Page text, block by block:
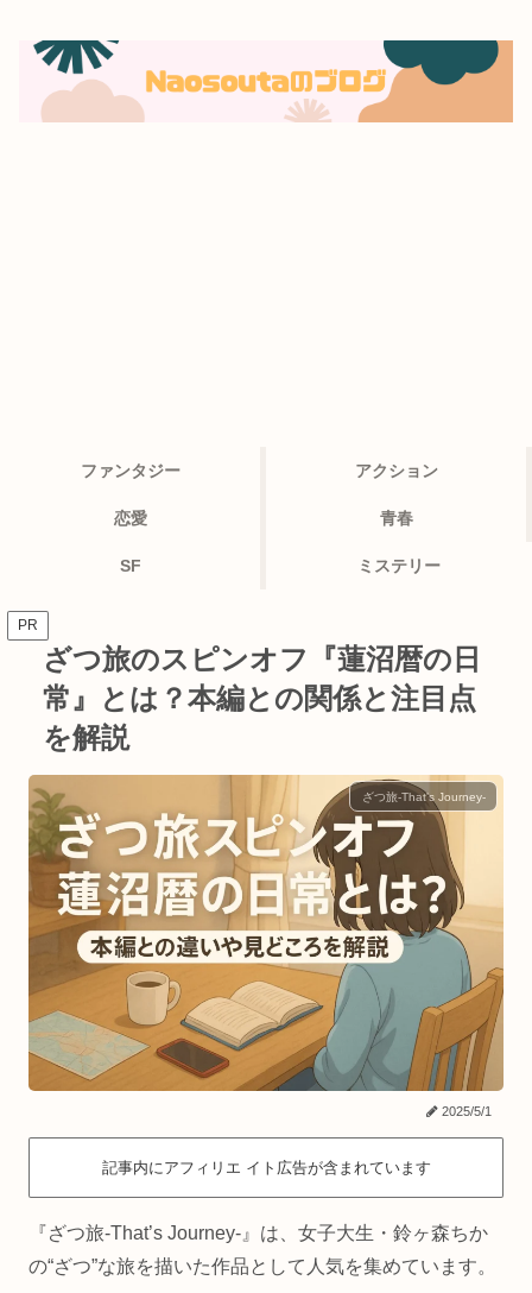
ファンタジー アクション
恋愛 青春
SF ミステリー
PR
ざつ旅のスピンオフ『蓮沼暦の日
常』とは？本編との関係と注目点
を解説
ざつ旅-That's Journey-
2025/5/1
記事内にアフィリエ イト広告が含まれています
『ざつ旅-That’s Journey-』は、女子大生・鈴ヶ森ちか
の“ざつ”な旅を描いた作品として人気を集めています。